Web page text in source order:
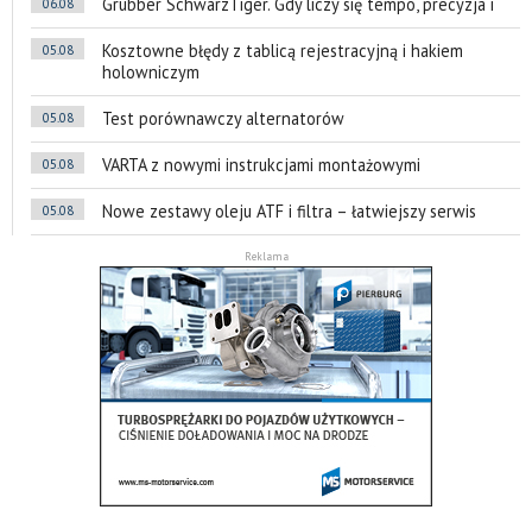
05.08
Kosztowne błędy z tablicą rejestracyjną i hakiem
holowniczym
05.08 Test porównawczy alternatorów
05.08 VARTA z nowymi instrukcjami montażowymi
05.08 Nowe zestawy oleju ATF i filtra – łatwiejszy serwis
Reklama